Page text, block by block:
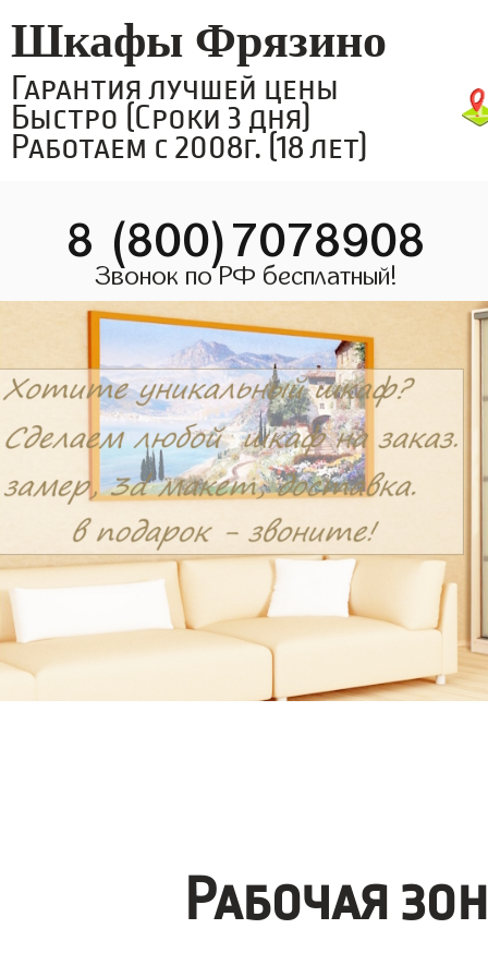
Шкафы Фрязино
Гарантия лучшей цены
Быстро (Сроки 3 дня)
Работаем с 2008г. (18 лет)
8 (800)7078908
Звонок по РФ бесплатный!
Рабочая